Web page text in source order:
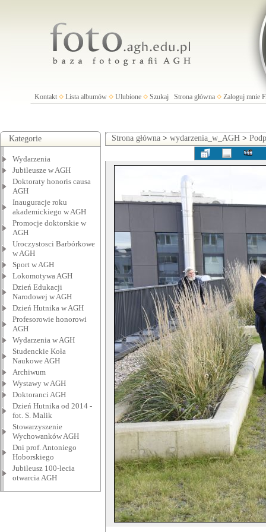
Kontakt Lista albumów Ulubione Szukaj Strona główna Zaloguj mnie
Kategorie
Wydarzenia
Jubileusze w AGH
Doktoraty honoris causa
AGH
Inauguracje roku
akademickiego w AGH
Promocje doktorskie w
AGH
Uroczystosci Barbórkowe
w AGH
Sport w AGH
Lokomotywa AGH
Dzień Edukacji
Narodowej w AGH
Dzień Hutnika w AGH
Profesorowie honorowi
AGH
Wydarzenia w AGH
Studenckie Koła
Naukowe AGH
Archiwum
Wystawy w AGH
Doktoranci AGH
Dzień Hutnika od 2014 -
fot. S. Malik
Stowarzyszenie
Wychowanków AGH
Dni prof. Antoniego
Hoborskiego
Jubileusz 100-lecia
otwarcia AGH
Strona główna > wydarzenia_w_AGH >